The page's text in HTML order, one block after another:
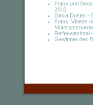
Fotos und
2010
Dacia Duster -
Fotos, Videos
Reifenwechsel
Gewinner des